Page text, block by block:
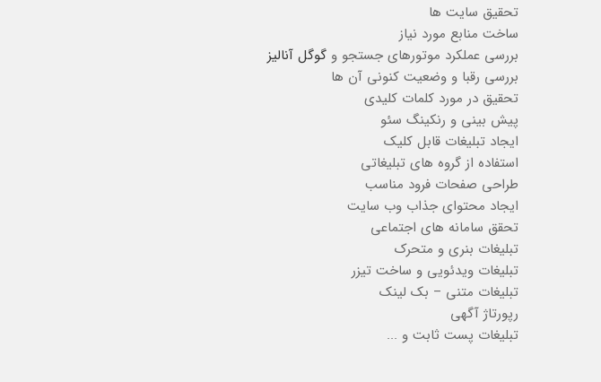
تحقیق سایت ها
ساخت منابع مورد نیاز
بررسی عملکرد موتورهای جستجو و گوگل آنالیز
بررسی رقبا و وضعیت کنونی آن ها
تحقیق در مورد کلمات کلیدی
پیش بینی و رنکینگ سئو
ایجاد تبلیغات قابل کلیک
استفاده از گروه های تبلیغاتی
طراحی صفحات فرود مناسب
ایجاد محتوای جذاب وب سایت
تحقق سامانه های اجتماعی
تبلیغات بنری و متحرک
تبلیغات ویدئویی و ساخت تیزر
تبلیغات متنی – بک لینک
رپورتاژ آگهی
تبلیغات پست ثابت و ...